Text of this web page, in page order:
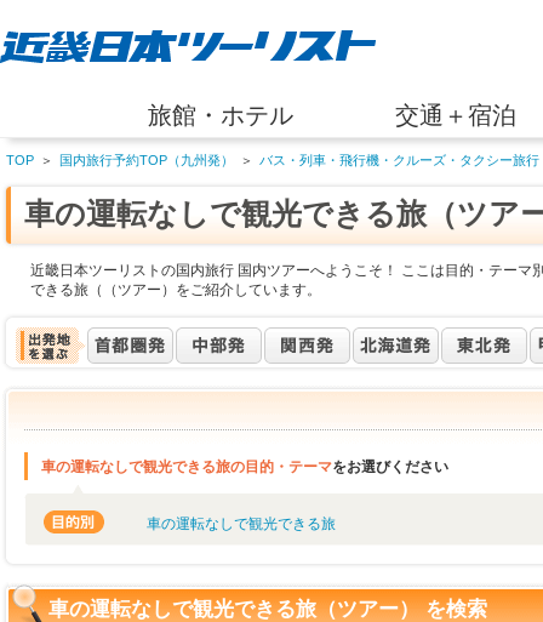
旅館・ホテル 交通＋宿泊
TOP ＞ 国内旅行予約TOP（九州発） ＞ バス・列車・飛行機・クルーズ・タクシー旅行
車の運転なしで観光できる旅（ツア
近畿日本ツーリストの国内旅行 国内ツアーへようこそ！ ここは目的・テーマ
できる旅（（ツアー）をご紹介しています。
車の運転なしで観光できる旅の目的・テーマをお選びください
車の運転なしで観光できる旅
車の運転なしで観光できる旅（ツアー） を検索